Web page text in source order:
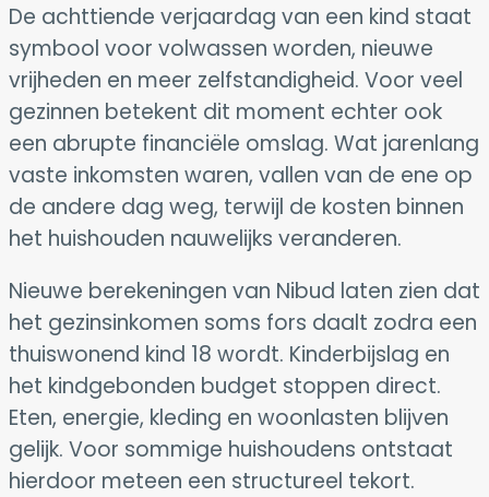
De achttiende verjaardag van een kind staat
symbool voor volwassen worden, nieuwe
vrijheden en meer zelfstandigheid. Voor veel
gezinnen betekent dit moment echter ook
een abrupte financiële omslag. Wat jarenlang
vaste inkomsten waren, vallen van de ene op
de andere dag weg, terwijl de kosten binnen
het huishouden nauwelijks veranderen.
Nieuwe berekeningen van Nibud laten zien dat
het gezinsinkomen soms fors daalt zodra een
thuiswonend kind 18 wordt. Kinderbijslag en
het kindgebonden budget stoppen direct.
Eten, energie, kleding en woonlasten blijven
gelijk. Voor sommige huishoudens ontstaat
hierdoor meteen een structureel tekort.